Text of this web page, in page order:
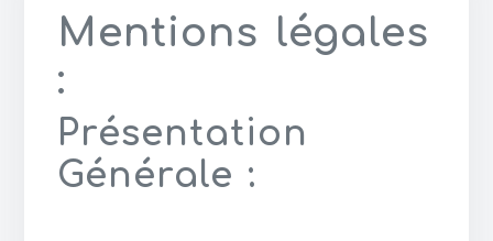
Mentions légales
:
Présentation
Générale :